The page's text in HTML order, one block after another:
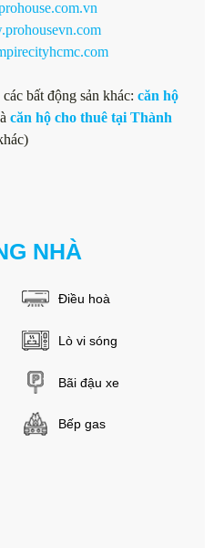
bất động sản khác: căn hộ
căn hộ cho thuê tại Thành
NHÀ
Điều hoà
Lò vi sóng
Bãi đậu xe
Bếp gas